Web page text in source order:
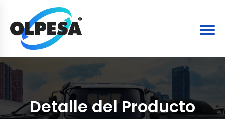
Detalle del Producto